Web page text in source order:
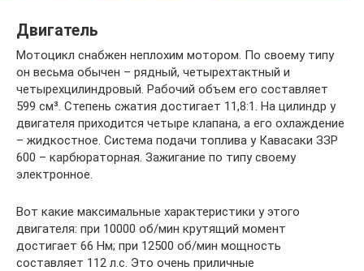
Двигатель
Мотоцикл снабжен неплохим мотором. По своему типу
он весьма обычен – рядный, четырехтактный и
четырехцилиндровый. Рабочий объем его составляет
599 см³. Степень сжатия достигает 11,8:1. На цилиндр у
двигателя приходится четыре клапана, а его охлаждение
– жидкостное. Система подачи топлива у Кавасаки ЗЗР
600 – карбюраторная. Зажигание по типу своему
электронное.
Вот какие максимальные характеристики у этого
двигателя: при 10000 об/мин крутящий момент
достигает 66 Нм; при 12500 об/мин мощность
составляет 112 л.с. Это очень приличные